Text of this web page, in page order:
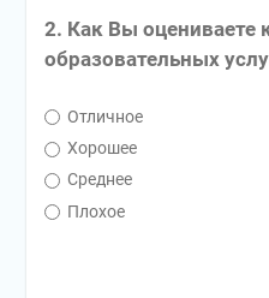
2. Как Вы оцениваете
образовательных
Отличное
Хорошее
Среднее
Плохое